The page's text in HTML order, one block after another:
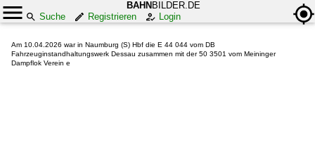
BAHN BILDER.DE
Suche
Registrieren Login
Am 10.04.2026 war in Naumburg (S) Hbf die E 44 044 vom DB
Fahrzeuginstandhaltungswerk Dessau zusammen mit der 50 3501 vom Meininger
Dampflok Verein e